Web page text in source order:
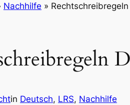
Nachhilfe »
in Deutsch, LRS, Nachhilfe